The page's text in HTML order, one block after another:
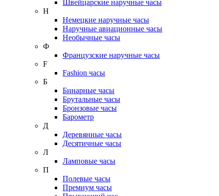
Швейцарские наручные часы
Н
Немецкие наручные часы
Наручные авиационные часы
Необычные часы
Ф
Французские наручные часы
F
Fashion часы
Б
Бинарные часы
Брутальные часы
Бронзовые часы
Барометр
Д
Деревянные часы
Десятичные часы
Л
Ламповые часы
П
Полевые часы
Премиум часы